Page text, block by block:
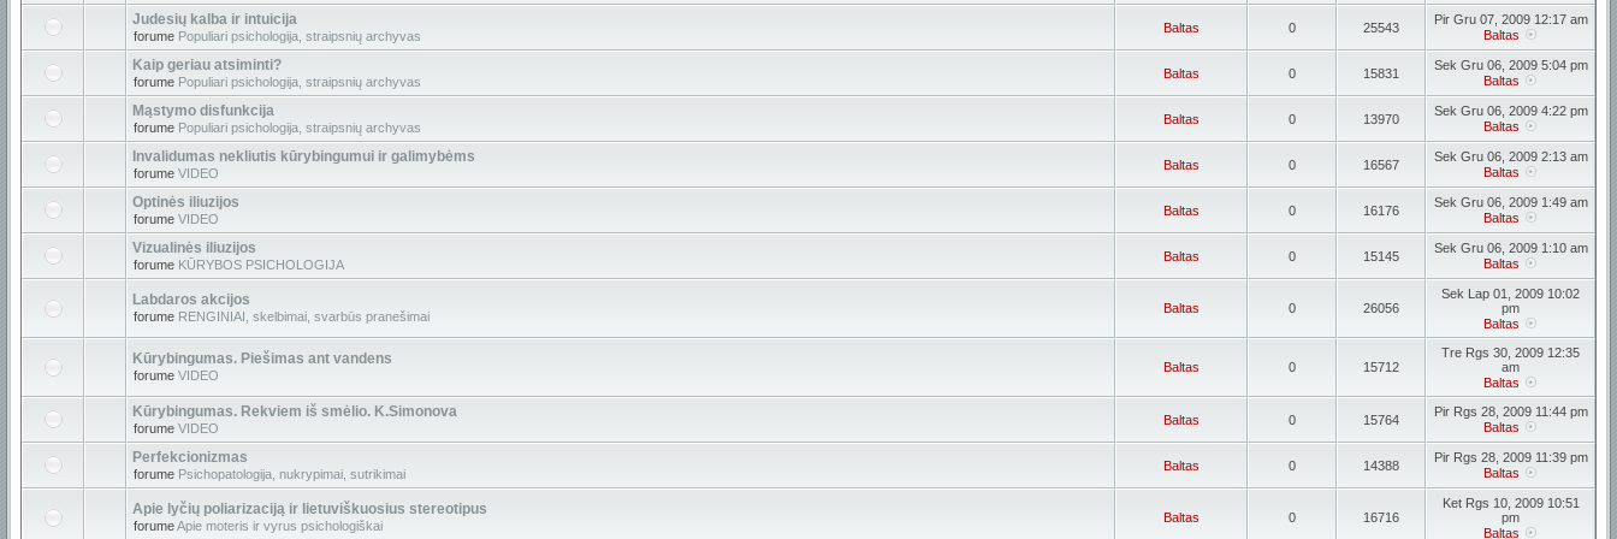
Judesių kalba ir intuicija
forume Populiari psichologija, straipsnių archyvas
Baltas 0 25543
Pir Gru 07, 2009 12:17 am
Baltas
Kaip geriau atsiminti?
forume Populiari psichologija, straipsnių archyvas
Baltas 0 15831
Sek Gru 06, 2009 5:04 pm
Baltas
Mąstymo disfunkcija
forume Populiari psichologija, straipsnių archyvas
Baltas 0 13970
Sek Gru 06, 2009 4:22 pm
Baltas
Invalidumas nekliutis kūrybingumui ir galimybėms
forume VIDEO
Baltas 0 16567
Sek Gru 06, 2009 2:13 am
Baltas
Optinės iliuzijos
forume VIDEO
Baltas 0 16176
Sek Gru 06, 2009 1:49 am
Baltas
Vizualinės iliuzijos
forume KŪRYBOS PSICHOLOGIJA
Baltas 0 15145
Sek Gru 06, 2009 1:10 am
Baltas
Labdaros akcijos
forume RENGINIAI, skelbimai, svarbūs pranešimai
Baltas 0 26056
Sek Lap 01, 2009 10:02
pm
Baltas
Kūrybingumas. Piešimas ant vandens
forume VIDEO
Baltas 0 15712
Tre Rgs 30, 2009 12:35
am
Baltas
Kūrybingumas. Rekviem iš smėlio. K.Simonova
forume VIDEO
Baltas 0 15764
Pir Rgs 28, 2009 11:44 pm
Baltas
Perfekcionizmas
forume Psichopatologija, nukrypimai, sutrikimai
Baltas 0 14388
Pir Rgs 28, 2009 11:39 pm
Baltas
Apie lyčių poliarizaciją ir lietuviškuosius stereotipus
forumeApie moteris ir vyrus psichologiškai
Baltas 0 16716
Ket Rgs 10, 2009 10:51
pm
Baltas